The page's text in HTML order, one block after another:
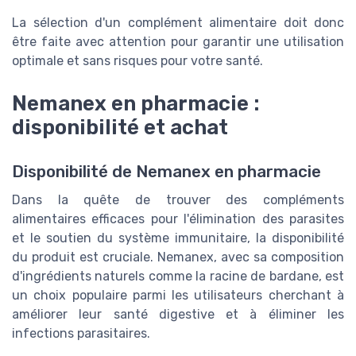
La sélection d'un complément alimentaire doit donc
être faite avec attention pour garantir une utilisation
optimale et sans risques pour votre santé.
Nemanex en pharmacie :
disponibilité et achat
Disponibilité de Nemanex en pharmacie
Dans la quête de trouver des compléments
alimentaires efficaces pour l'élimination des parasites
et le soutien du système immunitaire, la disponibilité
du produit est cruciale. Nemanex, avec sa composition
d'ingrédients naturels comme la racine de bardane, est
un choix populaire parmi les utilisateurs cherchant à
améliorer leur santé digestive et à éliminer les
infections parasitaires.